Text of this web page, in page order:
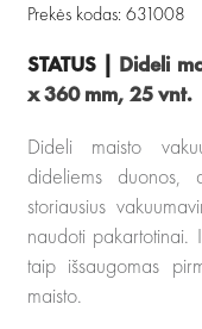
Prekės kodas: 631008
STATUS | Dideli
x 360 mm, 25 vnt.
Dideli maisto
dideliems duonos,
storiausius
naudoti pakartotinai.
taip išsaugomas
maisto.